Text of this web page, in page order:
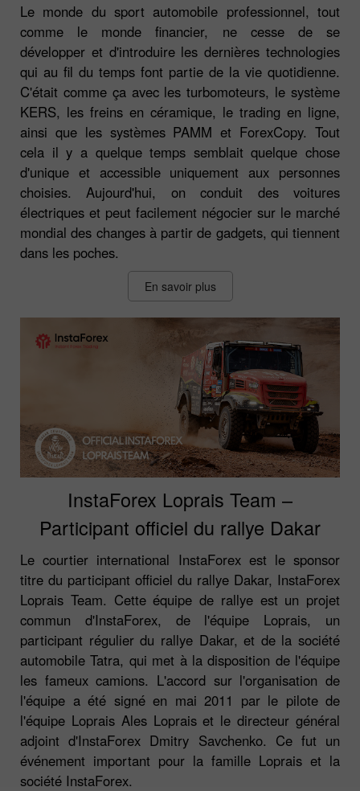
Le monde du sport automobile professionnel, tout
comme le monde financier, ne cesse de se
développer et d'introduire les dernières technologies
qui au fil du temps font partie de la vie quotidienne.
C'était comme ça avec les turbomoteurs, le système
KERS, les freins en céramique, le trading en ligne,
ainsi que les systèmes PAMM et ForexCopy. Tout
cela il y a quelque temps semblait quelque chose
d'unique et accessible uniquement aux personnes
choisies. Aujourd'hui, on conduit des voitures
électriques et peut facilement négocier sur le marché
mondial des changes à partir de gadgets, qui tiennent
dans les poches.
En savoir plus
InstaForex Loprais Team –
Participant officiel du rallye Dakar
Le courtier international InstaForex est le sponsor
titre du participant officiel du rallye Dakar, InstaForex
Loprais Team. Cette équipe de rallye est un projet
commun d'InstaForex, de l'équipe Loprais, un
participant régulier du rallye Dakar, et de la société
automobile Tatra, qui met à la disposition de l'équipe
les fameux camions. L'accord sur l'organisation de
l'équipe a été signé en mai 2011 par le pilote de
l'équipe Loprais Ales Loprais et le directeur général
adjoint d'InstaForex Dmitry Savchenko. Ce fut un
événement important pour la famille Loprais et la
société InstaForex.